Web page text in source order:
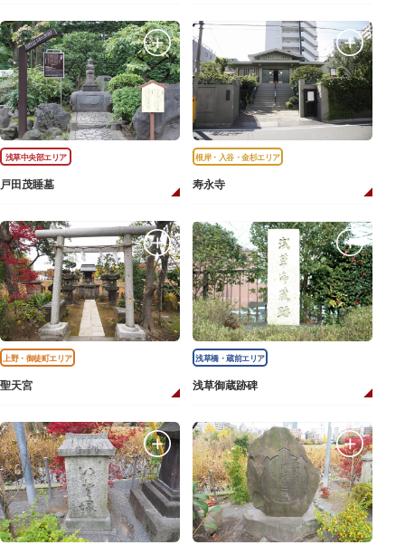
浅草中央部エリア
戸田茂睡墓
根岸・入谷・金杉エリア
寿永寺
上野・御徒町エリア
聖天宮
浅草橋・蔵前エリア
浅草御蔵跡碑